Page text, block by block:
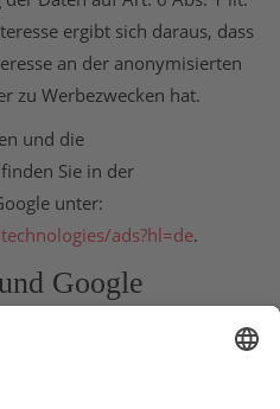
ergibt sich daraus, dass
an der anonymisierten
zu Werbezwecken hat.
und die
Sie in der
unter:
ads?hl=de.
Google
AdWords. AdWords ist